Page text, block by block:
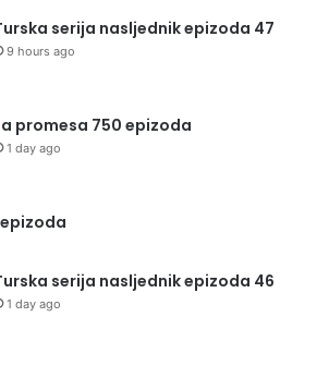
serija nasljednik epizoda 47
9 hours ago
promesa 750 epizoda
1 day ago
serija nasljednik epizoda 46
1 day ago